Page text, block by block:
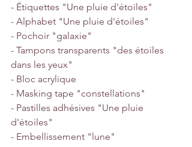
- Étiquettes "Une pluie d'étoiles"
- Alphabet "Une pluie d'étoiles"
- Pochoir "galaxie"
- Tampons transparents "des étoiles
dans les yeux"
- Bloc acrylique
- Masking tape "constellations"
- Pastilles adhésives "Une pluie
d'étoiles"
- Embellissement "lune"